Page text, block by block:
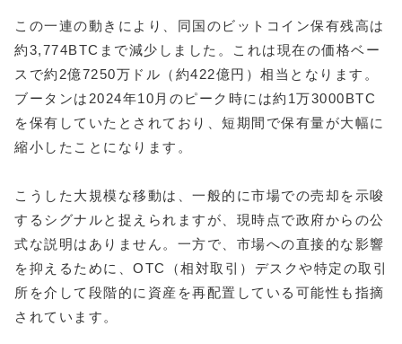
この一連の動きにより、同国のビットコイン保有残高は
約3,774BTCまで減少しました。これは現在の価格ベー
スで約2億7250万ドル（約422億円）相当となります。
ブータンは2024年10月のピーク時には約1万3000BTC
を保有していたとされており、短期間で保有量が大幅に
縮小したことになります。
こうした大規模な移動は、一般的に市場での売却を示唆
するシグナルと捉えられますが、現時点で政府からの公
式な説明はありません。一方で、市場への直接的な影響
を抑えるために、OTC（相対取引）デスクや特定の取引
所を介して段階的に資産を再配置している可能性も指摘
されています。